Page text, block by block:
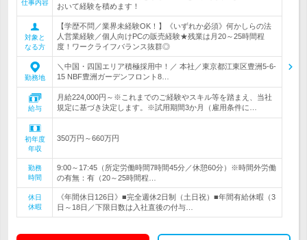
仕事内容
おいて経験を積めます！
対象と
なる方
【学歴不問／業界未経験OK！】《いずれか必須》何かしらの法
人営業経験／個人向けPCの販売経験★残業は月20～25時間程
度！ワークライフバランス抜群◎
勤務地
＼中国・四国エリア積極採用中！／ 本社／東京都江東区豊洲5-6-
15 NBF豊洲ガーデンフロント8…
給与
月給224,000円～※これまでのご経験やスキル等を踏まえ、当社
規定に基づき決定します。※試用期間3か月（雇用条件に…
初年度
年収
350万円～660万円
勤務
時間
9:00～17:45（所定労働時間7時間45分／休憩60分）※時間外労働
の有無：有（20～25時間程…
休日
休暇
《年間休日126日》■完全週休2日制（土日祝）■年間有給休暇（3
日～18日／下限日数は入社直後の付与…